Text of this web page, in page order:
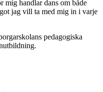
mig handlar dans om både
jag vill ta med mig in i varje
pedagogiska